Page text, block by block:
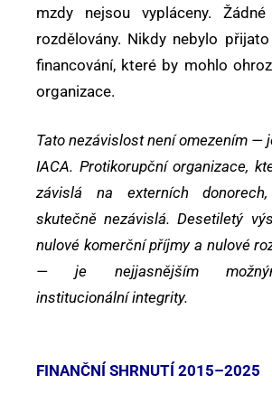
mzdy nejsou vypláceny.
rozdělovány. Nikdy nebylo
financování, které by mohlo
organizace.
Tato nezávislost není omezením —
IACA. Protikorupční organizace,
závislá na externích
skutečně nezávislá. Desetiletý
nulové komerční příjmy a nulové
— je nejjasnějším
institucionální integrity.
FINANČNÍ SHRNUTÍ 2015–2025